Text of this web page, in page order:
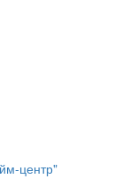
центр"